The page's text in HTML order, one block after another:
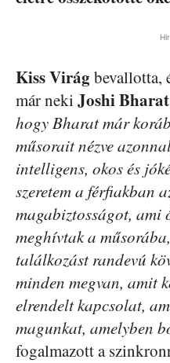
Kiss Virágbevallotta,
már neki Joshi Bharat
hogy Bharat már
műsorait nézve
intelligens, okos és
szeretem a férfiakban
magabiztosságot, ami
meghívtak a
találkozást randevú
minden megvan, amit
elrendelt kapcsolat,
magunkat, amelyben
fogalmazott a